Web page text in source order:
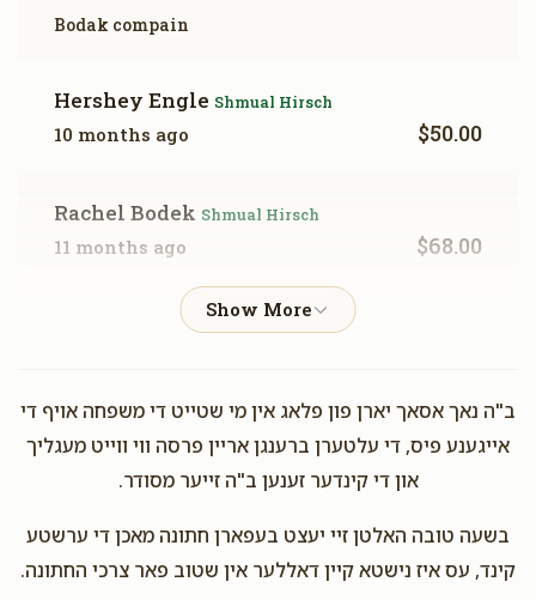
Bodak compain
Hershey Engle Shmual Hirsch
10 months ago $50.00
Rachel Bodek Shmual Hirsch
11 months ago $68.00
רפאל יצחק מאלולShmual Hirsch
Shmual Hirsch
1 year ago $100.00
עמרם משה איזריעל
1 year ago $10.00
ב"ה נאך אסאך יארן פון פלאג אין מי שטייט די משפחה אויף די
אייגענע פיס, די עלטערן ברענגן אריין פרסה ווי ווייט מעגליך
און די קינדער זענען ב"ה זייער מסודר.
בשעה טובה האלטן זיי יעצט בעפארן חתונה מאכן די ערשטע
קינד, עס איז נישטא קיין דאללער אין שטוב פאר צרכי החתונה.